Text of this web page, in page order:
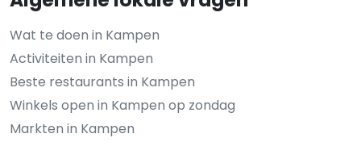
Wat te doen in Kampen
Activiteiten in Kampen
Beste restaurants in Kampen
Winkels open in Kampen op zondag
Markten in Kampen